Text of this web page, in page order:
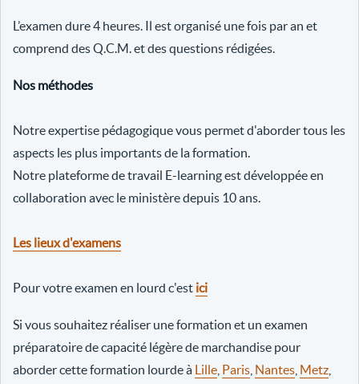
L’examen dure 4 heures. Il est organisé une fois par an et
comprend des Q.C.M. et des questions rédigées.
Nos méthodes
Notre expertise pédagogique vous permet d'aborder tous les
aspects les plus importants de la formation.
Notre plateforme de travail E-learning est développée en
collaboration avec le ministère depuis 10 ans.
Les lieux d'examens
Pour votre examen en lourd c'est ici
Si vous souhaitez réaliser une formation et un examen
préparatoire de capacité légère de marchandise pour
aborder cette formation lourde à
Lille Paris Nantes Metz